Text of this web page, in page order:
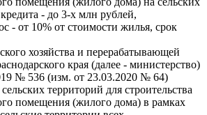
- до 3-х млн рублей,
- от 10% от стоимости жилья, срок
хозяйства и перерабатывающей
края (далее - министерство)
№ 536 (изм. от 23.03.2020 № 64)
территорий для строительства
помещения (жилого дома) в рамках